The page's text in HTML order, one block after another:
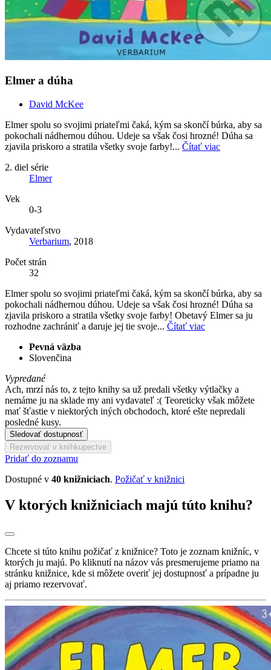
Elmer a dúha
David McKee
Elmer spolu so svojimi priateľmi čaká, kým sa skončí búrka, aby sa
pokochali nádhernou dúhou. Udeje sa však čosi hrozné! Dúha sa
zjavila priskoro a stratila všetky svoje farby!... Čítať viac
2. diel série
Elmer
Vek
0-3
Vydavateľstvo
Verbarium, 2018
Počet strán
32
Elmer spolu so svojimi priateľmi čaká, kým sa skončí búrka, aby sa
pokochali nádhernou dúhou. Udeje sa však čosi hrozné! Dúha sa
zjavila priskoro a stratila všetky svoje farby! Obetavý Elmer sa ju
rozhodne zachrániť a daruje jej tie svoje... Čítať viac
Pevná väzba
Slovenčina
Vypredané
Ach, mrzí nás to, z tejto knihy sa už predali všetky výtlačky a
nemáme ju na sklade my ani vydavateľ :( Teoreticky však môžete
mať šťastie v niektorých iných obchodoch, ktoré ešte nepredali
posledné kusy.
Sledovať dostupnosť
Rezervovať v kníhkupectve
Pridať do zoznamu
Dostupné v 40 knižniciach. Požičať v knižnici
V ktorých knižniciach majú túto knihu?
Chcete si túto knihu požičať z knižnice? Toto je zoznam knižníc, v
ktorých ju majú. Po kliknutí na názov vás presmerujeme priamo na
stránku knižnice, kde si môžete overiť jej dostupnosť a prípadne ju
aj priamo rezervovať.